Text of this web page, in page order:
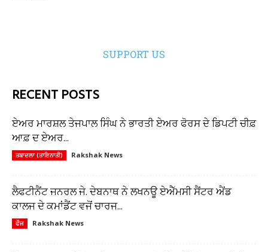
SUPPORT US
RECENT POSTS
ਏਅਰ ਮਾਰਸ਼ਲ ਤੇਜਪਾਲ ਸਿੰਘ ਨੇ ਭਾਰਤੀ ਏਅਰ ਫੋਰਸ ਦੇ ਡਿਪਟੀ ਚੀਫ਼
ਆਫ਼ ਦ ਏਅਰ...
ਤਬਾਦਲਾ (ਤਾਇਨਾਤੀ) Rakshak News
ਲੈਫਟੀਨੈਂਟ ਜਨਰਲ ਜੇ. ਦੇਬਨਾਥ ਨੇ ਲਖਨਊ ਏਐੱਮਸੀ ਸੈਂਟਰ ਐਂਡ
ਕਾਲਜ ਦੇ ਕਮਾਂਡੈਂਟ ਵਜੋਂ ਚਾਰਜ...
ਫੌਜ Rakshak News